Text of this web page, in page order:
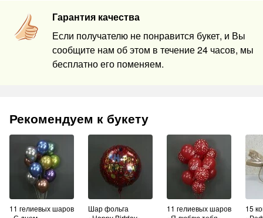
Гарантия качества
Если получателю не понравится букет, и Вы
сообщите нам об этом в течение 24 часов, мы
бесплатно его поменяем.
Рекомендуем к букету
11 гелиевых шаров
Шар фольга
11 гелиевых шаров
15 конфет